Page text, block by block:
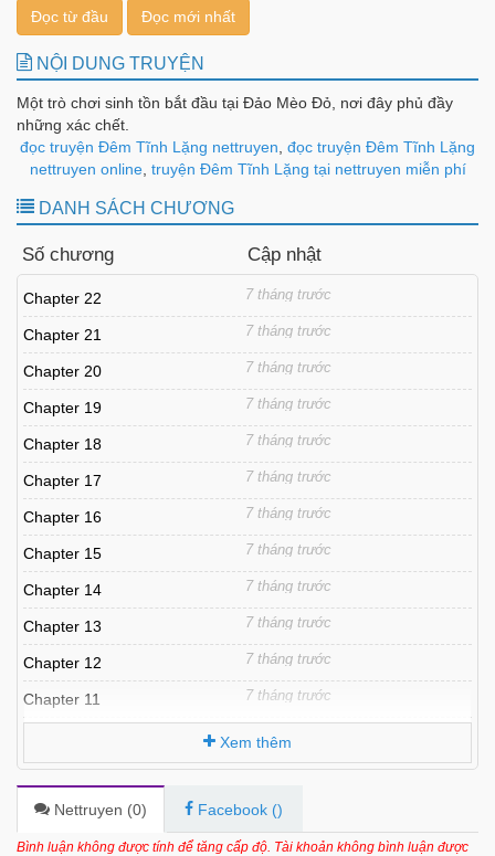
Đọc từ đầu Đọc mới nhất
NỘI DUNG TRUYỆN
Một trò chơi sinh tồn bắt đầu tại Đảo Mèo Đỏ, nơi đây phủ đầy
những xác chết.
đọc truyện Đêm Tĩnh Lặng nettruyen đọc truyện Đêm Tĩnh Lặng
nettruyen online, truyện Đêm Tĩnh Lặng tại nettruyen miễn phí
DANH SÁCH CHƯƠNG
Số chương Cập nhật
Chapter 22 7 tháng trước
Chapter 21 7 tháng trước
Chapter 20 7 tháng trước
Chapter 19 7 tháng trước
Chapter 18 7 tháng trước
Chapter 17 7 tháng trước
Chapter 16 7 tháng trước
Chapter 15 7 tháng trước
Chapter 14 7 tháng trước
Chapter 13 7 tháng trước
Chapter 12 7 tháng trước
Chapter 11 7 tháng trước
Chapter 9 7 tháng trước
Chapter 8 7 tháng trước
Chapter 7 7 tháng trước
Xem thêm
Nettruyen (0) Facebook ()
Bình luận không được tính để tăng cấp độ. Tài khoản không bình luận được